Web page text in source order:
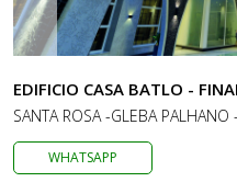
EDIFICIO CASA BATLO -
SANTA ROSA -GLEBA
WHATSAPP